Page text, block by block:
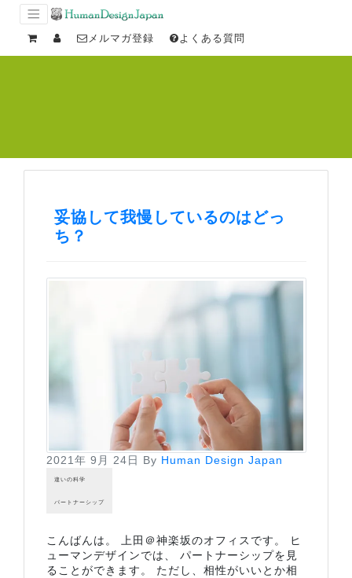
メルマガ登録 よくある質問
妥協して我慢しているのはどっ
ち？
2021年 9月 24日 By Human Design Japan
違いの科学
パートナーシップ
こんばんは。 上田＠神楽坂のオフィスです。 ヒ
ューマンデザインでは、 パートナーシップを見
ることができます。 ただし、相性がいいとか相